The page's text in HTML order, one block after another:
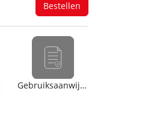
Gebruiksaanwijzing